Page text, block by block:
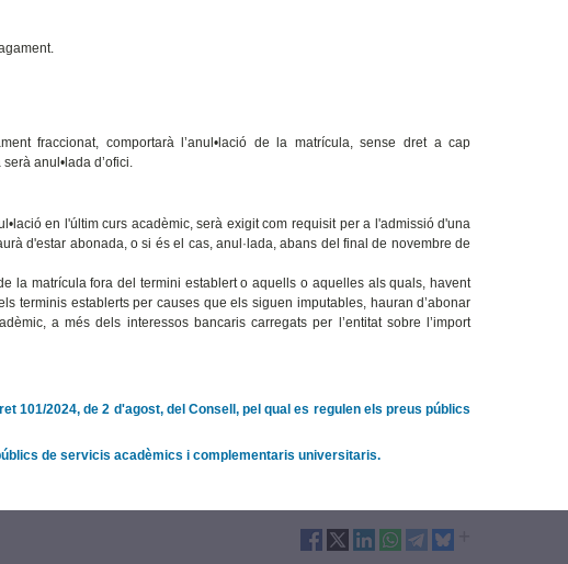
fraccionat, comportarà l’anul•lació de la matrícula, sense dret a cap
anul•lada d’ofici.
en l'últim curs acadèmic, serà exigit com requisit per a l'admissió d'una
d'estar abonada, o si és el cas, anul·lada, abans del final de novembre de
la matrícula fora del termini establert o aquells o aquelles als quals, havent
terminis establerts per causes que els siguen imputables, hauran d’abonar
a més dels interessos bancaris carregats per l’entitat sobre l’import
101/2024, de 2 d'agost, del Consell, pel qual es regulen els preus públics
de servicis acadèmics i complementaris universitaris.